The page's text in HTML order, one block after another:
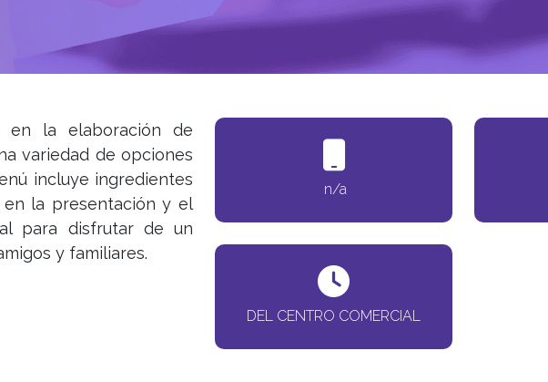
en la elaboración de
variedad de opciones
incluye ingredientes
la presentación y el
para disfrutar de un
y familiares.
n/a
DEL CENTRO COMERCIAL